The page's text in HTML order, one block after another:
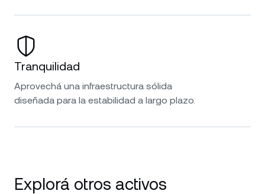
Tranquilidad
Aprovechá una infraestructura sólida
diseñada para la estabilidad a largo plazo.
Explorá otros activos